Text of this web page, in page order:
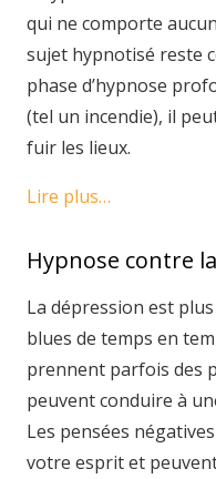
qui ne comporte
sujet hypnotisé reste
phase d’hypnose
(tel un incendie), il
fuir les lieux.
Lire plus…
Hypnose contre
La dépression est
blues de temps en
prennent parfois des
peuvent conduire à
Les pensées
votre esprit et